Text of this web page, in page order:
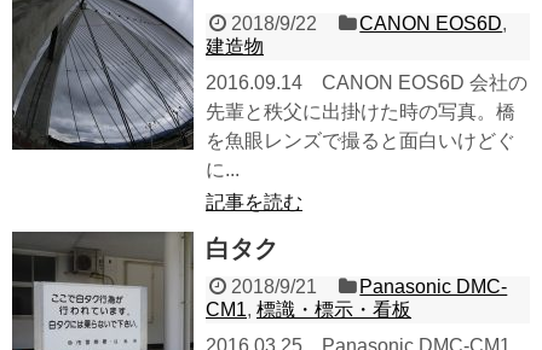
2018/9/22 CANON EOS6D,
建造物
2016.09.14 CANON EOS6D 会社の
先輩と秩父に出掛けた時の写真。橋
を魚眼レンズで撮ると面白いけどぐ
に...
記事を読む
白タク
2018/9/21
Panasonic DMC-
CM1, 標識・標示・看板
2016.03.25 Panasonic DMC-CM1